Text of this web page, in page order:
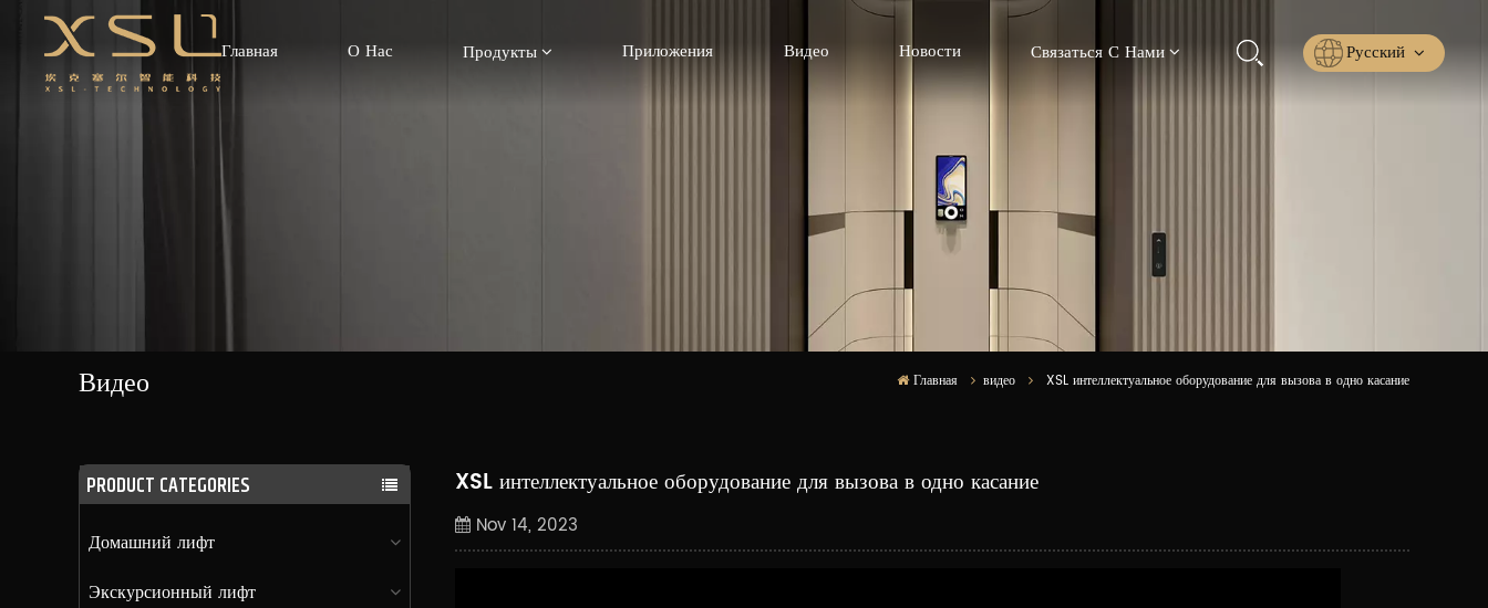
Главная О Нас Продукты Приложения Видео Новости Связаться С Нами Русский
Видео Главная видео XSL интеллектуальное оборудование для вызова в одно касание
PRODUCT CATEGORIES
Домашний лифт
Экскурсионный лифт
XSL интеллектуальное оборудование для вызова в одно касание
Nov 14, 2023